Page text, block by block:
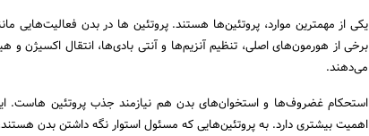
یکی از مهمترین موارد، پروتئین‌ها هستند. پروتئین ها در بدن فعالیت‌هایی
برخی از هورمون‌های اصلی، تنظیم آنزیم‌ها و آنتی بادی‌ها، انتقال اکسیژن و
می‌دهند.
استحکام غضروف‌ها و استخوان‌های بدن هم نیازمند جذب پروتئین هاست.
اهمیت بیشتری دارد. به پروتئین‌هایی که مسئول استوار نگه داشتن بدن